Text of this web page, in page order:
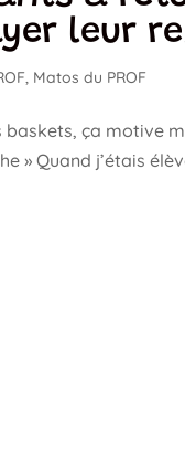
leur
, Matos du PROF
baskets, ça motive
» Quand j’étais